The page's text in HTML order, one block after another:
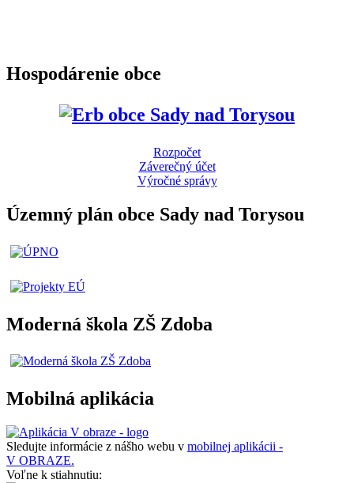
Hospodárenie obce
Rozpočet
Záverečný účet
Výročné správy
Územný plán obce Sady nad Torysou
Moderná škola ZŠ Zdoba
Mobilná aplikácia
Sledujte informácie z nášho webu v mobilnej aplikácii -
V OBRAZE.
Voľne k stiahnutiu: